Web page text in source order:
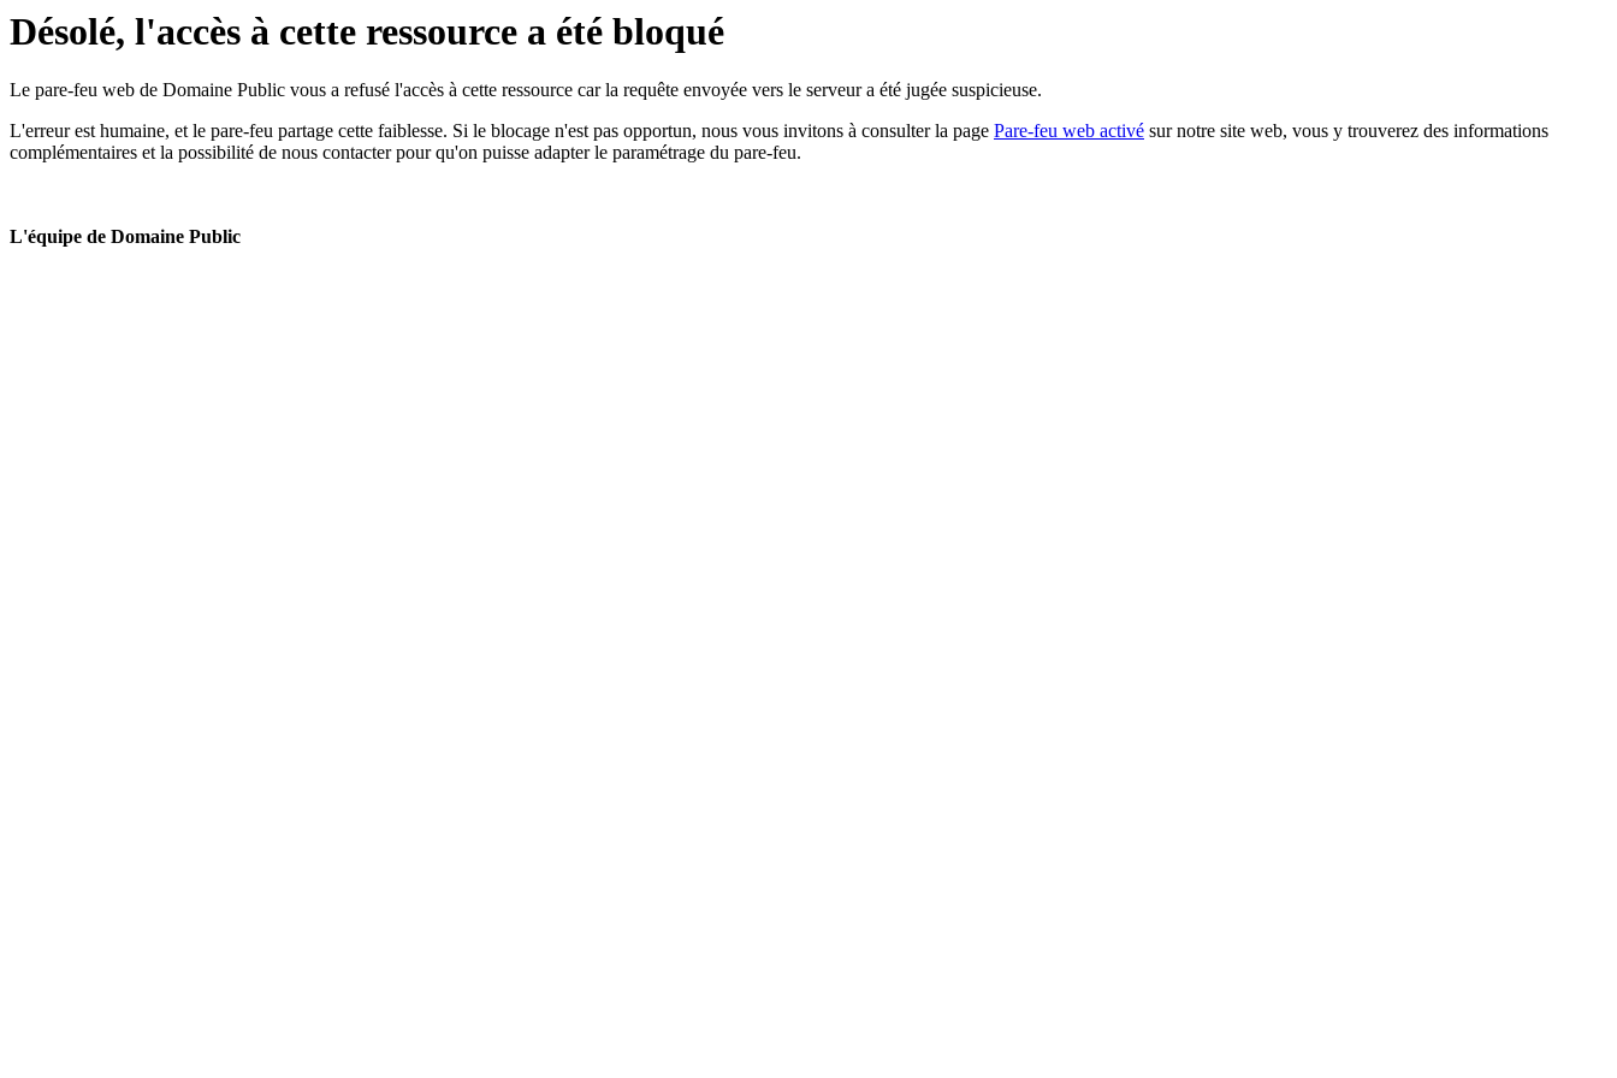
Désolé, l'accès à cette ressource a été bloqué
Le pare-feu web de Domaine Public vous a refusé l'accès à cette ressource car la requête envoyée vers le serveur a été jugée suspicieuse.
L'erreur est humaine, et le pare-feu partage cette faiblesse. Si le blocage n'est pas opportun, nous vous invitons à consulter la page Pare-feu web activé sur notre site web, vous y trouverez des informations
complémentaires et la possibilité de nous contacter pour qu'on puisse adapter le paramétrage du pare-feu.
L'équipe de Domaine Public